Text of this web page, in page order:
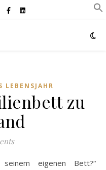
LEBENSJAHR
zu